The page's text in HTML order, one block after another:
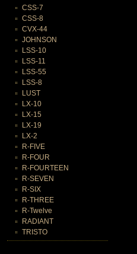
CSS-7
CSS-8
CVX-44
JOHNSON
LSS-10
LSS-11
LSS-55
LSS-8
LUST
LX-10
LX-15
LX-19
LX-2
R-FIVE
R-FOUR
R-FOURTEEN
R-SEVEN
R-SIX
R-THREE
R-Twelve
RADIANT
TRISTO